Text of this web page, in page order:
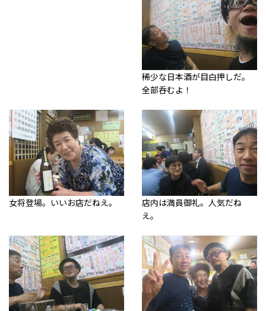
稀少な日本酒が目白押しだ。
全部呑むよ！
女将登場。いいお店だねえ。
店内は満員御礼。人気だね
え。